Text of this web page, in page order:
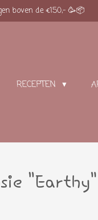
boven de €150,- 🥳📦
RECEPTEN
"Earthy"